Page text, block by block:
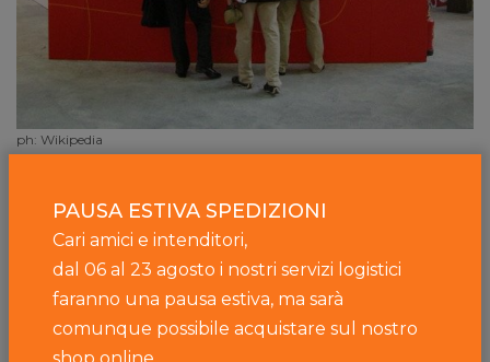
ph: Wikipedia
Strettamente collegato al tema della biodiversità è
il progetto più importante portato avanti da Slow
Food. Si chiama Terra Madre ed è la naturale
evoluzione dei progetti in difesa della biodiversità
come l'Arca del Gusto, che censisce i prodotti
PAUSA ESTIVA SPEDIZIONI
Cari amici e intenditori,
dal 06 al 23 agosto i nostri servizi logistici
faranno una pausa estiva, ma sarà
comunque possibile acquistare sul nostro
shop online.